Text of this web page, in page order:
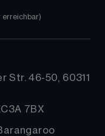
erreichbar)
Str. 46-50, 60311
7BX